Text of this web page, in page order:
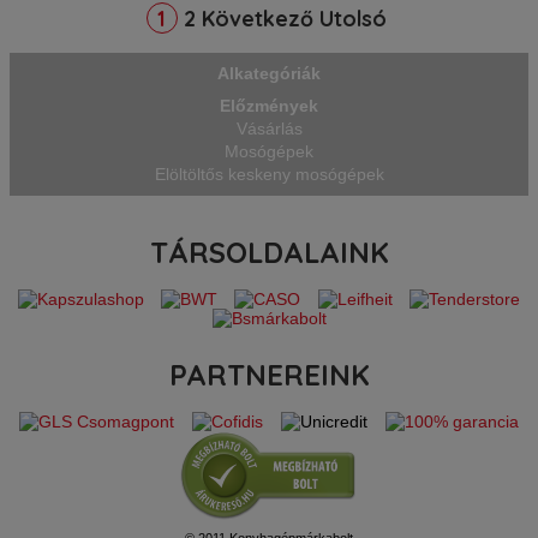
hőmérsékleten, nem agresszív,
mosás lehetővé teszi a baktériumok
elterjedését a mosógép dobjában. Ezen
1 2 Következő Utolsó
Alkategóriák
Előzmények
Vásárlás
Mosógépek
Elöltöltős keskeny mosógépek
TÁRSOLDALAINK
PARTNEREINK